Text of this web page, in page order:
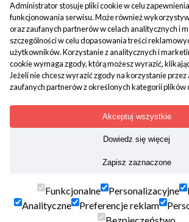
ul. Piaskowa 1
42-700 Rusinowice
tel:+48 509 580 042
mail:biuro@popko.pl
Media społecznościowe:
YouTube|Facebook|Instagram
lekarskiej. Kopiowanie i rozpowszechnianie
podaniem aktywnego linka popko.pl jako
jego koncepcja, wygląd graficzny,
danych podlegają ochronie prawnej.
Administrator stosuje pliki cookie w celu
funkcjonowania serwisu. Może również
oraz zaufanych partnerów w celach analitycznych i
szczególności w celu dopasowania treści
użytkowników. Korzystanie z analitycznych i
cookie wymaga zgody, którą możesz wyrazić,
Jeżeli nie chcesz wyrazić zgody na korzystanie
zaufanych partnerów z określonych kategorii plików
można wycofać w każdym momencie poprzez
cookie. Możliwość edycji zgód cookie znajdziesz w
przyciskiem "Edytuj zgody cookie".
przetwarzaniem Twoich danych osobowych. Więcej
przetwarzaniu Twoich danych osobowych znajdują
prywatności
Dowiedz się więcej
Zapisz zaznaczone
Akceptuj wszystkie
Funkcjonalne Personalizacyjne
Analityczne
Preferencje reklam